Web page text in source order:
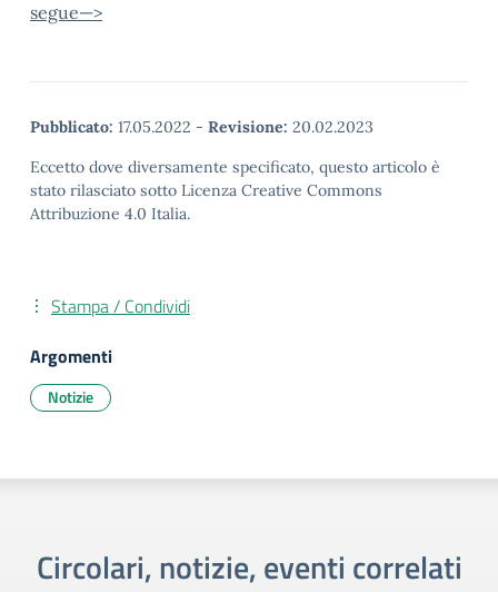
segue—>
Pubblicato: 17.05.2022 - Revisione: 20.02.2023
Eccetto dove diversamente specificato, questo articolo è
stato rilasciato sotto Licenza Creative Commons
Attribuzione 4.0 Italia.
Stampa / Condividi
Argomenti
Notizie
Circolari, notizie, eventi correlati